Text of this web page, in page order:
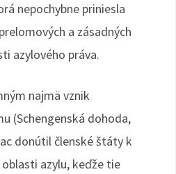
nepochybne priniesla
a zásadných
azylového práva.
najmä vznik
(Schengenská dohoda,
donútil členské štáty k
azylu, keďže tie